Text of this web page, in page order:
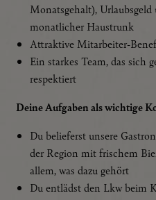
Monatsgehalt), Urlaubsgeld
monatlicher Haustrunk
Attraktive Mitarbeiter-
Ein starkes Team, das sich
respektiert
Deine Aufgaben als wichtige
Du belieferst unsere
der Region mit frischem
allem, was dazu gehört
Du entlädst den Lkw beim